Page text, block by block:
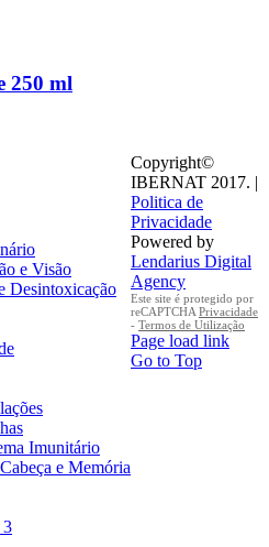
250 ml
e Visão
Desintoxicação
Imunitário
e Memória
Copyright©
IBERNAT 2017. |
Politica de
Privacidade
Powered by
Lendarius Digital
Agency
Este site é protegido por
reCAPTCHA Privacidade
- Termos de Utilização
Page load link
Go to Top